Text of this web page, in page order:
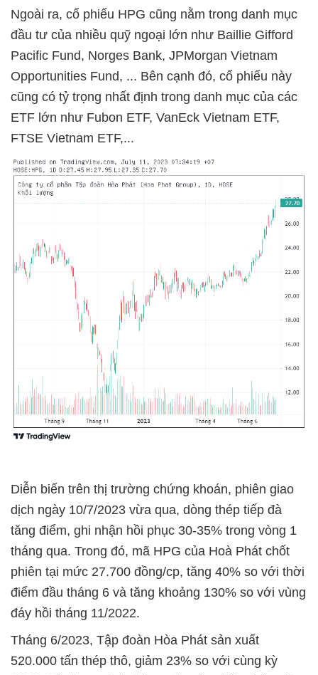
Ngoài ra, cổ phiếu HPG cũng nằm trong danh mục
đầu tư của nhiều quỹ ngoại lớn như Baillie Gifford
Pacific Fund, Norges Bank, JPMorgan Vietnam
Opportunities Fund, ... Bên cạnh đó, cổ phiếu này
cũng có tỷ trọng nhất định trong danh mục của các
ETF lớn như Fubon ETF, VanEck Vietnam ETF,
FTSE Vietnam ETF,...
Diễn biến trên thị trường chứng khoán, phiên giao
dịch ngày 10/7/2023 vừa qua, dòng thép tiếp đà
tăng điểm, ghi nhận hồi phục 30-35% trong vòng 1
tháng qua. Trong đó, mã HPG của Hoà Phát chốt
phiên tại mức 27.700 đồng/cp, tăng 40% so với thời
điểm đầu tháng 6 và tăng khoảng 130% so với vùng
đáy hồi tháng 11/2022.
Tháng 6/2023, Tập đoàn Hòa Phát sản xuất
520.000 tấn thép thô, giảm 23% so với cùng kỳ